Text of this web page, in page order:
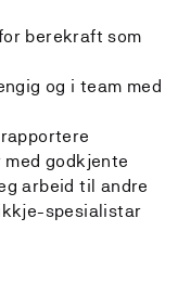
berekraft som
og i team med
godkjente
arbeid til andre
spesialistar